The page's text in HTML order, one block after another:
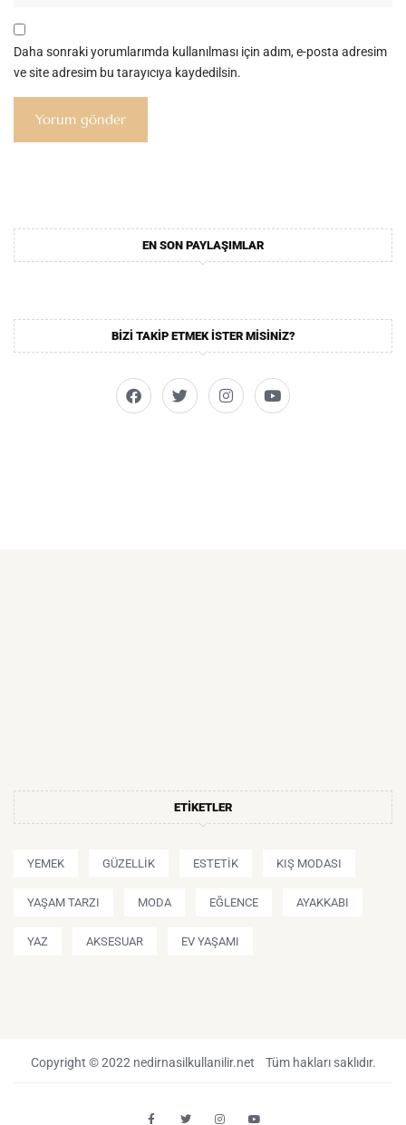
Daha sonraki yorumlarımda kullanılması için adım, e-posta adresim
ve site adresim bu tarayıcıya kaydedilsin.
EN SON PAYLAŞIMLAR
BIZI TAKIP ETMEK ISTER MISINIZ?
ETIKETLER
YEMEK GÜZELLIK ESTETIK KIŞ MODASI
YAŞAM TARZI MODA EĞLENCE AYAKKABI
YAZ AKSESUAR EV YAŞAMI
Copyright © 2022 nedirnasilkullanilir.net Tüm hakları saklıdır.